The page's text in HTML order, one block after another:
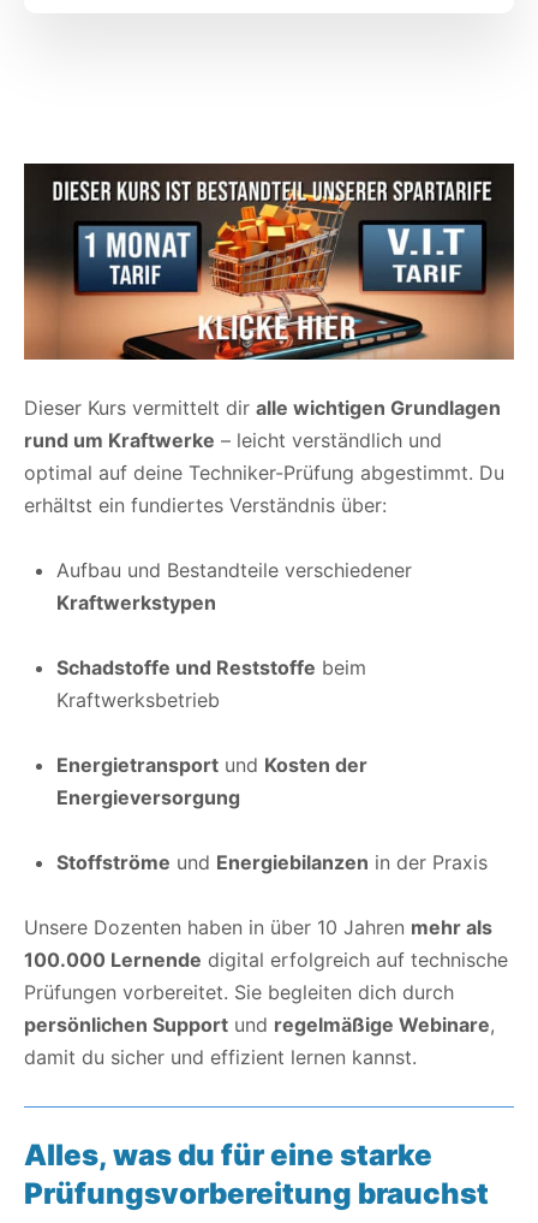
Dieser Kurs vermittelt dir alle wichtigen Grundlagen
rund um Kraftwerke – leicht verständlich und
optimal auf deine Techniker-Prüfung abgestimmt. Du
erhältst ein fundiertes Verständnis über:
Aufbau und Bestandteile verschiedener
Kraftwerkstypen
Schadstoffe und Reststoffe beim
Kraftwerksbetrieb
Energietransport und Kosten der
Energieversorgung
Stoffströme und Energiebilanzen in der Praxis
Unsere Dozenten haben in über 10 Jahren mehr als
100.000 Lernende digital erfolgreich auf technische
Prüfungen vorbereitet. Sie begleiten dich durch
persönlichen Support und regelmäßige Webinare,
damit du sicher und effizient lernen kannst.
Alles, was du für eine starke
Prüfungsvorbereitung brauchst